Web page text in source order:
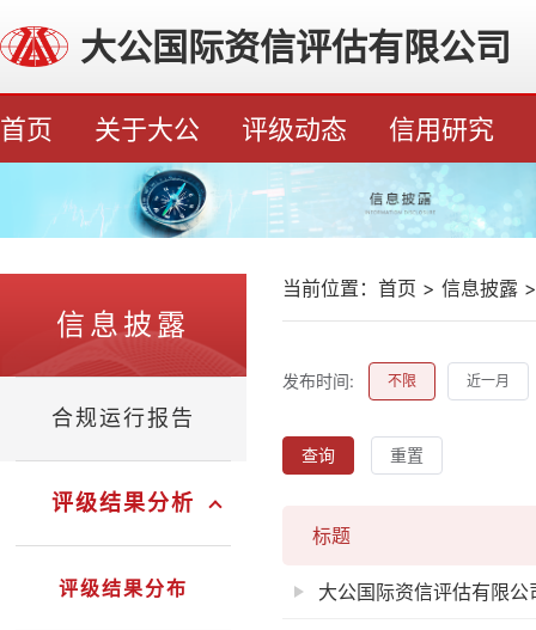
大公国际资信评估有限公司
首页 关于大公 评级动态 信用研究
信息披露
合规运行报告
评级结果分析
评级结果分布
当前位置： 首页 > 信息披露
发布时间: 不限 近一月
查询 重置
标题